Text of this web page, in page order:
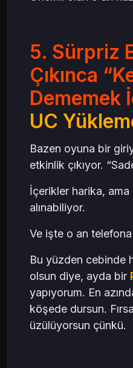
5. Sürpriz
Çıkınca
Dememek
UC
Bazen oyuna bir
etkinlik çıkıyor.
İçerikler harika,
alınabiliyor.
Ve işte o an
Bu yüzden cebinde
olsun diye, ayda bir
yapıyorum. En
köşede dursun.
üzülüyorsun çünkü.